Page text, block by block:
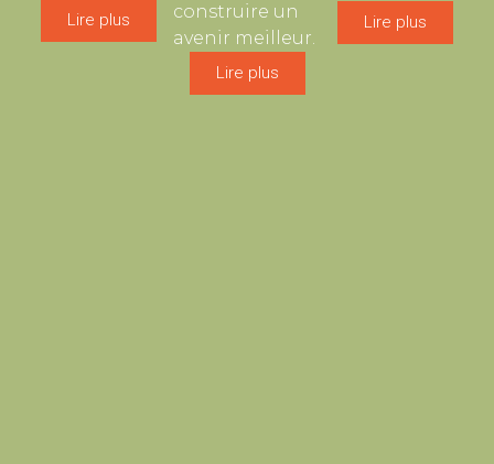
Lire plus
construire un
avenir meilleur.
Lire plus
Lire plus